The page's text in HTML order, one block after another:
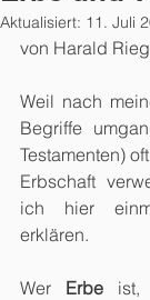
Aktualisiert: 11. Juli
von Harald
Weil nach
Begriffe
Testamenten)
Erbschaft
ich hier
erklären.
Wer Erbe ist,